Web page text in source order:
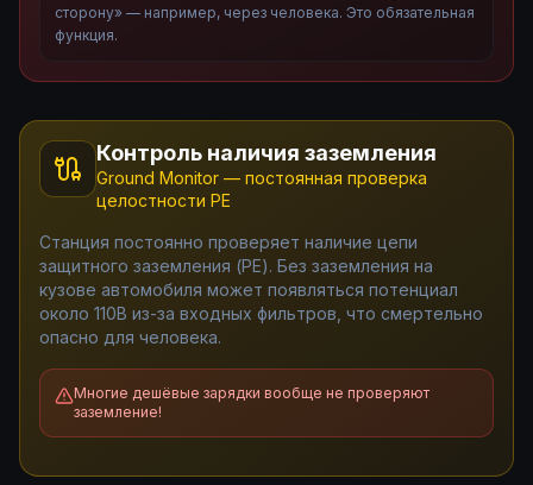
сторону» — например, через человека. Это обязательная
функция.
Контроль наличия заземления
Ground Monitor — постоянная проверка
целостности PE
Станция постоянно проверяет наличие цепи
защитного заземления (PE). Без заземления на
кузове автомобиля может появляться потенциал
около 110В из-за входных фильтров, что смертельно
опасно для человека.
Многие дешёвые зарядки вообще не проверяют
заземление!